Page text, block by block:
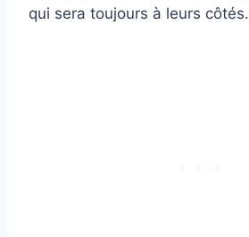
qui sera toujours à leurs côtés.